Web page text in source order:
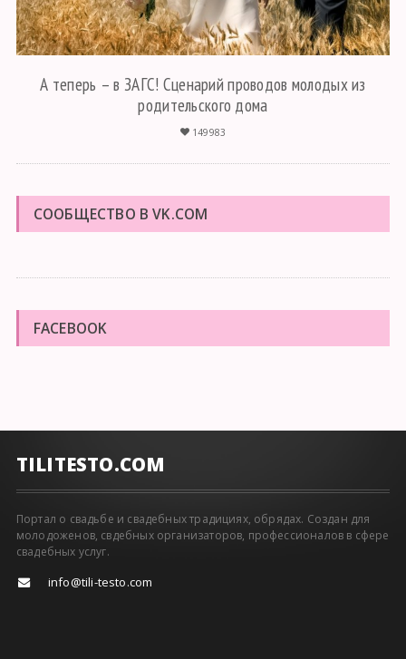
А теперь – в ЗАГС! Сценарий проводов молодых из
родительского дома
149983
СООБЩЕСТВО В VK.COM
FACEBOOK
TILITESTO.COM
Портал о свадьбе и свадебных традициях, обрядах. Создан для
молодоженов, свдебных организаторов, профессионалов в сфере
свадебных услуг.
info@tili-testo.com